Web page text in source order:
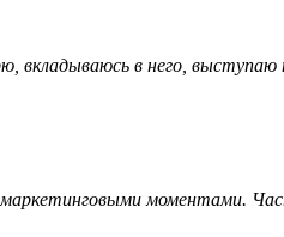
в него,
моментами.